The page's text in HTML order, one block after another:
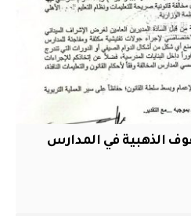
الذهبية في المدارس